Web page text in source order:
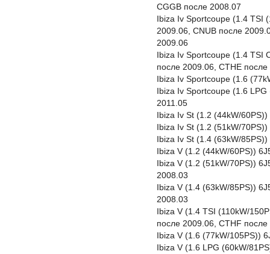
CGGB после 2008.07
Ibiza Iv Sportcoupe (1.4 TSI
2009.06, CNUB после
2009.06
Ibiza Iv Sportcoupe (1.4 TSI
после 2009.06, CTHE
Ibiza Iv Sportcoupe (1.6
Ibiza Iv Sportcoupe (1.6
2011.05
Ibiza Iv St (1.2 (44kW/
Ibiza Iv St (1.2 (51kW/
Ibiza Iv St (1.4 (63kW/
Ibiza V (1.2 (44kW/60PS))
Ibiza V (1.2 (51kW/70PS))
2008.03
Ibiza V (1.4 (63kW/85PS))
2008.03
Ibiza V (1.4 TSI (110kW/
после 2009.06, CTHF
Ibiza V (1.6 (77kW/105PS))
Ibiza V (1.6 LPG (60kW/